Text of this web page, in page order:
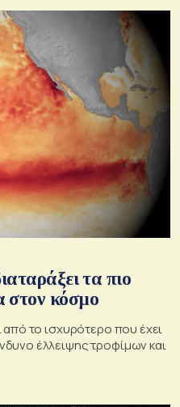
τα πιο
στον κόσμο
από το ισχυρότερο που έχει
έλλειψης τροφίμων και